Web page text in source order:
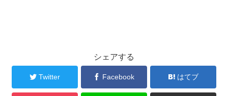
シェアする
Twitter Facebook はてブ